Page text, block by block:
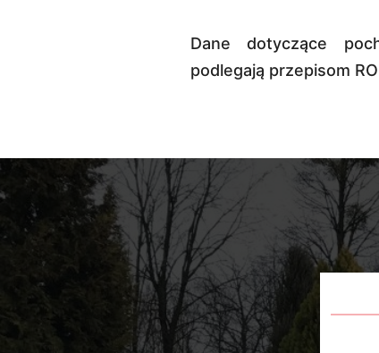
Dane dotyczące
podlegają przepisom